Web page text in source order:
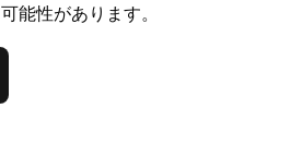
能性があります。